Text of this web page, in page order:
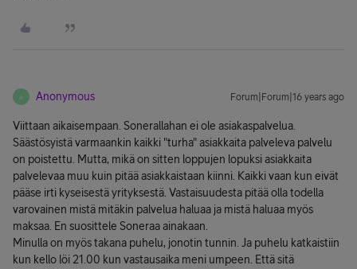
A Anonymous Forum|Forum|16 years ago
Viittaan aikaisempaan. Sonerallahan ei ole asiakaspalvelua.
Säästösyistä varmaankin kaikki "turha" asiakkaita palveleva palvelu
on poistettu. Mutta, mikä on sitten loppujen lopuksi asiakkaita
palvelevaa muu kuin pitää asiakkaistaan kiinni. Kaikki vaan kun eivät
pääse irti kyseisestä yrityksestä. Vastaisuudesta pitää olla todella
varovainen mistä mitäkin palvelua haluaa ja mistä haluaa myös
maksaa. En suosittele Soneraa ainakaan.
Minulla on myös takana puhelu, jonotin tunnin. Ja puhelu katkaistiin
kun kello löi 21.00 kun vastausaika meni umpeen. Että sitä